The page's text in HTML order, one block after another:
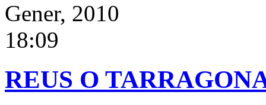
Gener, 2010
18:09
REUS O